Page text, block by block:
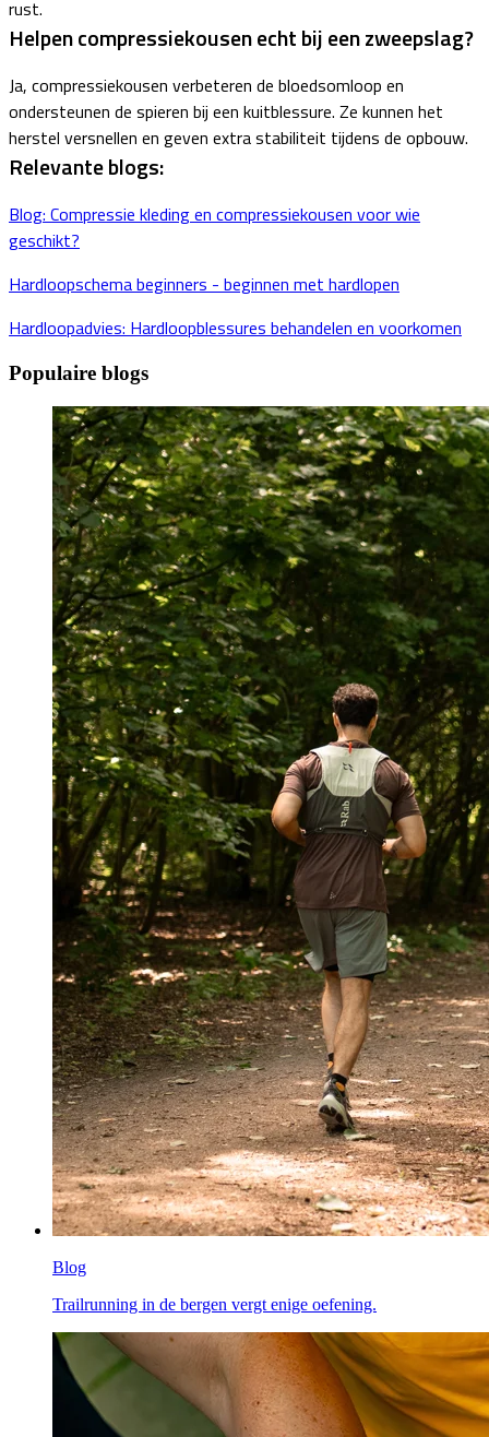
rust.
Helpen compressiekousen echt bij een zweepslag?
Ja, compressiekousen verbeteren de bloedsomloop en
ondersteunen de spieren bij een kuitblessure. Ze kunnen het
herstel versnellen en geven extra stabiliteit tijdens de opbouw.
Relevante blogs:
Blog: Compressie kleding en compressiekousen voor wie
geschikt?
Hardloopschema beginners - beginnen met hardlopen
Hardloopadvies: Hardloopblessures behandelen en voorkomen
Populaire blogs
Blog
Trailrunning in de bergen vergt enige oefening.